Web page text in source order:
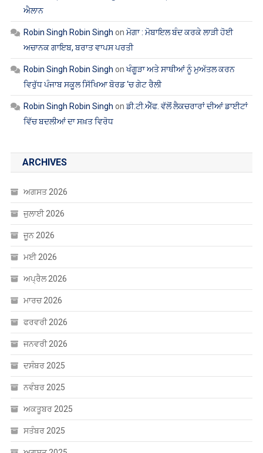
Robin Singh Robin Singh
ਦਸਵੀਂ, ਬਾਰ੍ਹਵੀਂ ਅਤੇ ਓਪਨ ਸਕੂਲ 2025 ਦੀਆਂ ਪ੍ਰੀਖਿਆਵਾਂ ਲਈ ਤਰੀਕਾਂ ਦਾ
Robin Singh Robin Singh
ਮੋਗਾ : ਮੋਬਾਇਲ ਬੰਦ ਕਰਕੇ ਲਾੜੀ ਹੋਈ
ਅਚਾਨਕ ਗਾਇਬ, ਬਰਾਤ ਵਾਪਸ ਪਰਤੀ
Robin Singh Robin Singh
ਖੰਗੂੜਾ ਅਤੇ ਸਾਥੀਆਂ ਨੂੰ ਮੁਅੱਤਲ ਕਰਨ
ਵਿਰੁੱਧ ਪੰਜਾਬ ਸਕੂਲ ਸਿੱਖਿਆ ਬੋਰਡ ‘ਚ ਗੇਟ ਰੈਲੀ
ਵਿੱਚ ਬਦਲੀਆਂ ਦਾ ਸਖ਼ਤ ਵਿਰੋਧ
ARCHIVES
ਅਗਸਤ 2026
ਜੁਲਾਈ 2026
ਜੂਨ 2026
ਮਈ 2026
ਅਪ੍ਰੈਲ 2026
ਮਾਰਚ 2026
ਫਰਵਰੀ 2026
ਜਨਵਰੀ 2026
ਦਸੰਬਰ 2025
ਨਵੰਬਰ 2025
ਅਕਤੂਬਰ 2025